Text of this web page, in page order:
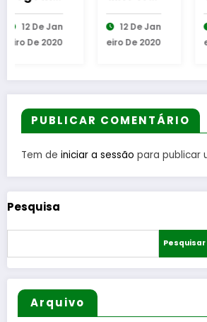
create
beautifu
ll and
things
12 De Jan
Eiro De 2020
create
beautifu
ll and
12 De Jan
Eiro De 2020
PUBLICAR COMENTÁRIO
Pesquisa
Arquivo